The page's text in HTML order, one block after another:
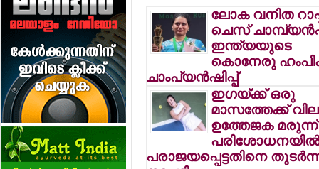
ലോക വനിത
ചെസ്
ഇന്ത്യയുടെ
കൊനേരു
ചാംപ്യന്‍ഷിപ്പ്
ഇഗയ്ക്ക് ഒരു
മാസത്തേക്ക്
ഉത്തേജക മരുന്ന്
പരാജയപ്പെട്ടതിനെ